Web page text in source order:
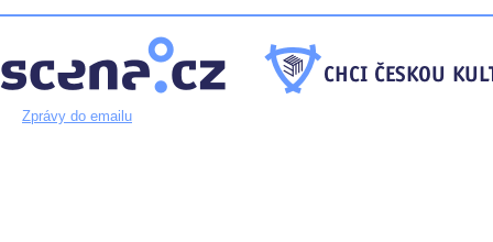
Zprávy do emailu